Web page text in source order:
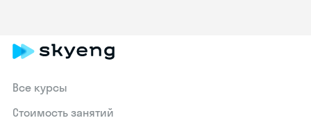
Все курсы
Стоимость занятий